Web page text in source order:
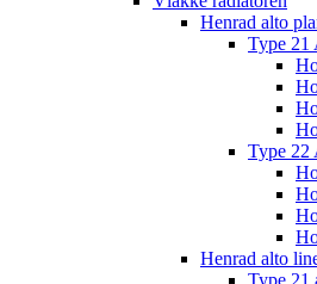
Henrad alto
Type 21
Type 22
Henrad alto
Type 21